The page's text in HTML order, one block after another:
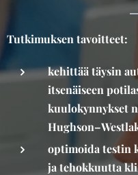
Tutkimuksen tavoitteet:
kehittää täysin
itsenäiseen
kuulokynnykset
optimoida testin
ja tehokkuutta